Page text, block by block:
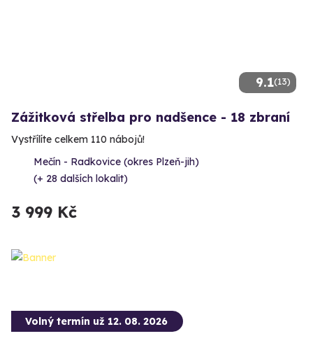
9.1(13)
Zážitková střelba pro nadšence - 18 zbraní
Vystřílíte celkem 110 nábojů!
Mečín - Radkovice (okres Plzeň-jih)
(+ 28 dalších lokalit)
3 999 Kč
Volný termín už 12. 08. 2026